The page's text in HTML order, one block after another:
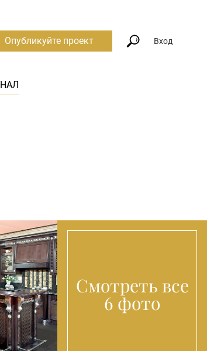
Опубликуйте проект Вход
Смотреть все
6 фото